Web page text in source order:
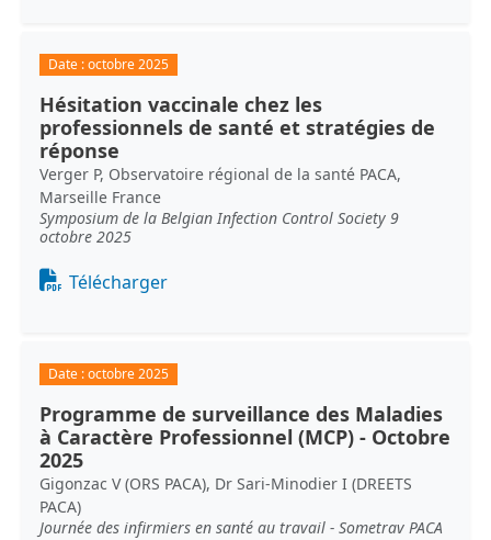
Date :octobre 2025
Hésitation vaccinale chez les
professionnels de santé et stratégies de
réponse
Verger P, Observatoire régional de la santé PACA,
Marseille France
Symposium de la Belgian Infection Control Society 9
octobre 2025
Document
Télécharger
Date :octobre 2025
Programme de surveillance des Maladies
à Caractère Professionnel (MCP) - Octobre
2025
Gigonzac V (ORS PACA), Dr Sari-Minodier I (DREETS
PACA)
Journée des infirmiers en santé au travail - Sometrav PACA